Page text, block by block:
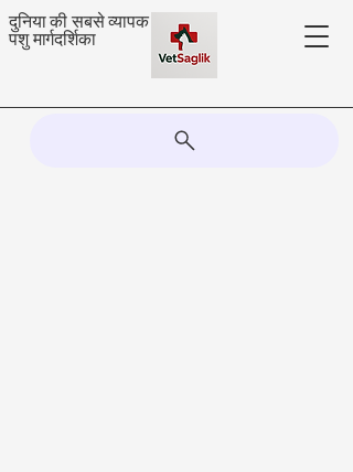
दुनिया की सबसे व्यापक
पशु मार्गदर्शिका